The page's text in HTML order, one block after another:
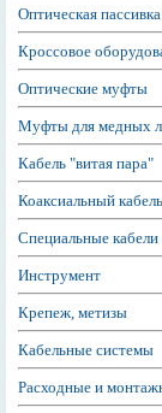
Оптическая пассивка
Кроссовое
Оптические муфты
Муфты для медных
Кабель "витая пара"
Коаксиальный кабель
Специальные кабели
Инструмент
Крепеж, метизы
Кабельные системы
Расходные и